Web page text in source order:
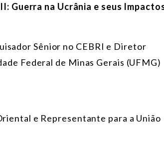
Guerra na Ucrânia e seus
Sênior no CEBRI e Diretor
Federal de Minas Gerais (UFMG)
e Representante para a União